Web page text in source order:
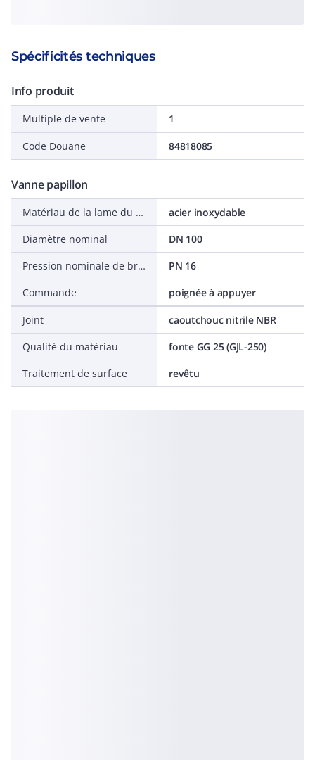
Spécificités techniques
Info produit
Multiple de vente 1
Code Douane 84818085
Vanne papillon
Matériau de la lame du clapet
acier inoxydable
Diamètre nominal
DN 100
Pression nominale de bride
PN 16
Commande
poignée à appuyer
Joint
caoutchouc nitrile NBR
Qualité du matériau
fonte GG 25 (GJL-250)
Traitement de surface
revêtu